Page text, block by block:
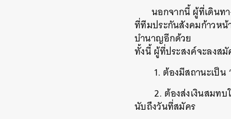
นอกจากนี้ ผู้ที่เดินท
ที่ทีมประกันสังคมก้าวหน้
บำนาญอีกด้วย
ทั้งนี้ ผู้ที่ประสงค์จะลงส
1. ต้องมีสถานะเป็น
2. ต้องส่งเงินสมท
นับถึงวันที่สมัคร